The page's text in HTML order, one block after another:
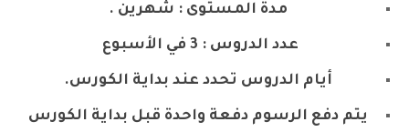
مدة المستوى : شهرين .
عدد الدروس : 3 في الأسبوع
أيام الدروس تحدد عند بداية الكورس.
يتم دفع الرسوم دفعة واحدة قبل بداية الكورس